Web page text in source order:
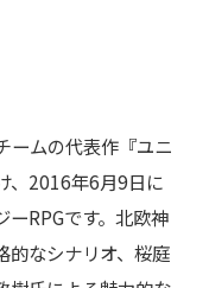
ームの代表作『ユニ
、2016年6月9日に
ーRPGです。北欧神
的なシナリオ、桜庭